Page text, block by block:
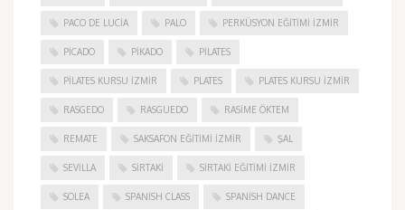
PACO DE LUCIA PALO PERKÜSYON EĞITIMI İZMIR
PICADO PIKADO PILATES
PILATES KURSU İZMIR PLATES PLATES KURSU İZMIR
RASGEDO RASGUEDO RASIME ÖKTEM
REMATE SAKSAFON EĞITIMI İZMIR ŞAL
SEVILLA SIRTAKI SIRTAKI EĞITIMI İZMIR
SOLEA SPANISH CLASS SPANISH DANCE